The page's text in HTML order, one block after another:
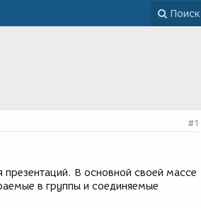
Поиск
#1
В основной своей массе
в группы и соединяемые